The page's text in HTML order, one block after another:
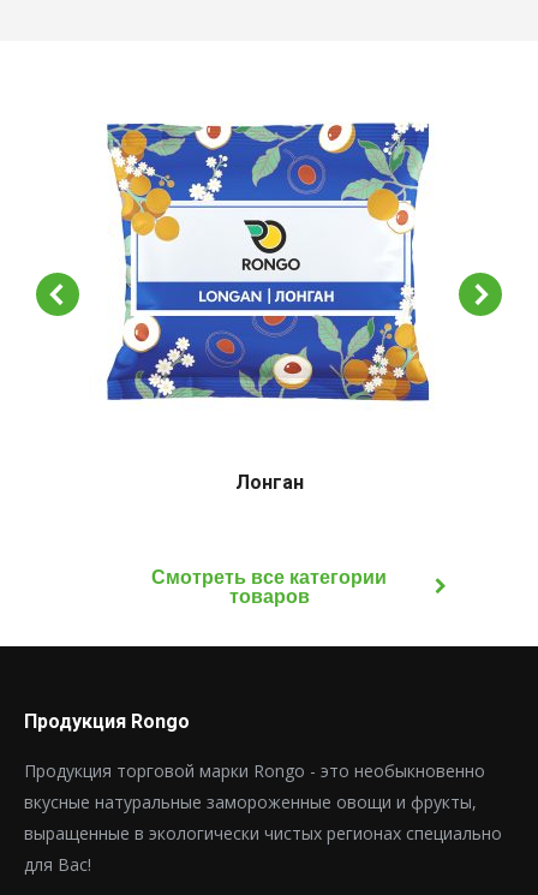
Лонган
Смотреть все категории
товаров
Продукция Rongo
Продукция торговой марки Rongo - это необыкновенно
вкусные натуральные замороженные овощи и фрукты,
выращенные в экологически чистых регионах специально
для Вас!